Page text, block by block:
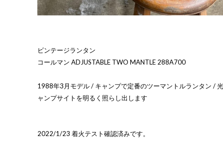
ビンテージランタン
コールマン ADJUSTABLE TWO MANTLE 288A700
1988年3月モデル / キャンプで定番のツーマントルランタン /
ャンプサイトを明るく照らし出します
2022/1/23 着火テスト確認済みです。